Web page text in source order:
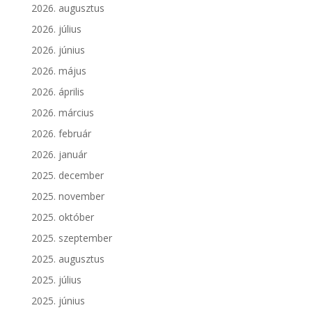
2026. augusztus
2026. július
2026. június
2026. május
2026. április
2026. március
2026. február
2026. január
2025. december
2025. november
2025. október
2025. szeptember
2025. augusztus
2025. július
2025. június